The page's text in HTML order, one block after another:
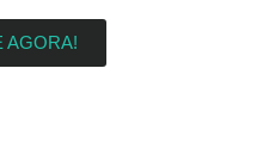
AGORA!